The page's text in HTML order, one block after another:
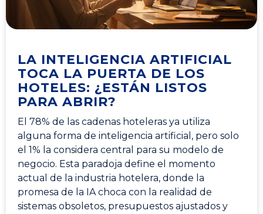
LA INTELIGENCIA ARTIFICIAL
TOCA LA PUERTA DE LOS
HOTELES: ¿ESTÁN LISTOS
PARA ABRIR?
El 78% de las cadenas hoteleras ya utiliza
alguna forma de inteligencia artificial, pero solo
el 1% la considera central para su modelo de
negocio. Esta paradoja define el momento
actual de la industria hotelera, donde la
promesa de la IA choca con la realidad de
sistemas obsoletos, presupuestos ajustados y